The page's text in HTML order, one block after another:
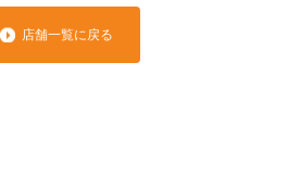
店舗一覧に戻る